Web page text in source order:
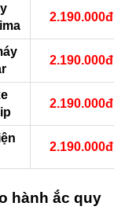
2.190.000đ
2.190.000đ
2.190.000đ
2.190.000đ
hành ắc quy